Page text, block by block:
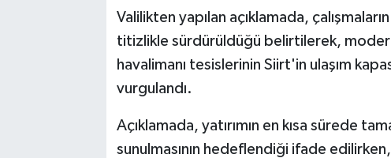
Valilikten yapılan açıklamada,
titizlikle sürdürüldüğü belirtilerek,
havalimanı tesislerinin Siirt'in ulaşım
vurgulandı.
Açıklamada, yatırımın en kısa sürede
sunulmasının hedeflendiği ifade